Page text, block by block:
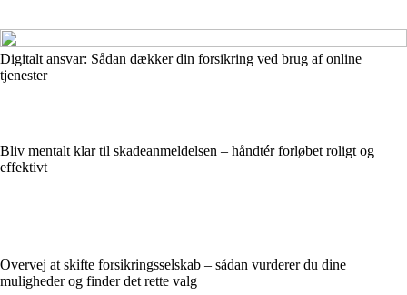
Digitalt ansvar: Sådan dækker din forsikring ved brug af online
tjenester
Bliv mentalt klar til skadeanmeldelsen – håndtér forløbet roligt og
effektivt
Overvej at skifte forsikringsselskab – sådan vurderer du dine
muligheder og finder det rette valg